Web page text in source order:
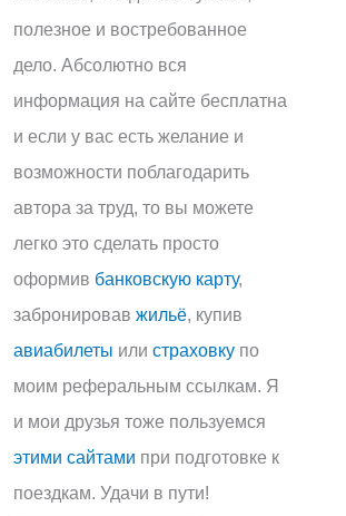
полезное и востребованное
дело. Абсолютно вся
информация на сайте бесплатна
и если у вас есть желание и
возможности поблагодарить
автора за труд, то вы можете
легко это сделать просто
оформив банковскую карту,
забронировав жильё, купив
авиабилеты или страховкупо
моим реферальным ссылкам. Я
и мои друзья тоже пользуемся
этими сайтами при подготовке к
поездкам. Удачи в пути!